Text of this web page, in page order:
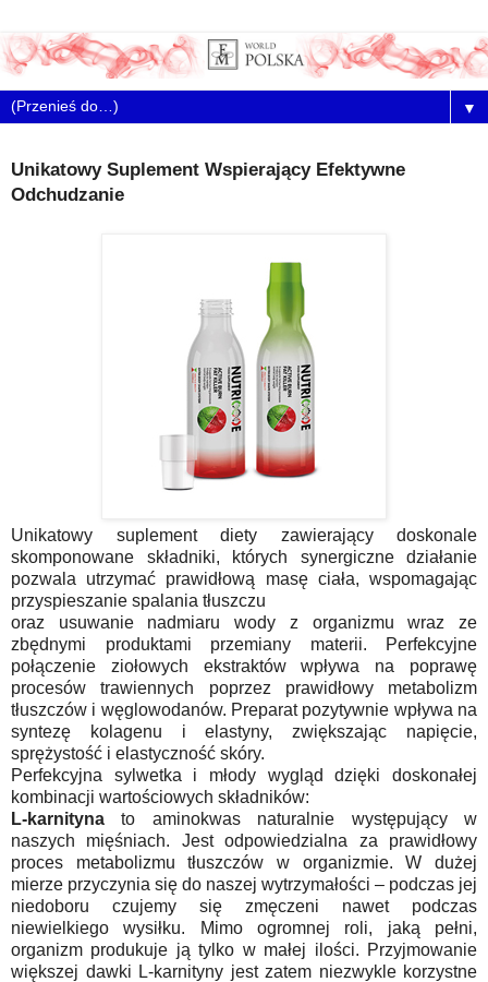
▼
Unikatowy Suplement Wspierający Efektywne
Odchudzanie
Unikatowy suplement diety zawierający doskonale
skomponowane składniki, których synergiczne działanie
pozwala utrzymać prawidłową masę ciała, wspomagając
przyspieszanie spalania tłuszczu
oraz usuwanie nadmiaru wody z organizmu wraz ze
zbędnymi produktami przemiany materii. Perfekcyjne
połączenie ziołowych ekstraktów wpływa na poprawę
procesów trawiennych poprzez prawidłowy metabolizm
tłuszczów i węglowodanów. Preparat pozytywnie wpływa na
syntezę kolagenu i elastyny, zwiększając napięcie,
sprężystość i elastyczność skóry.
Perfekcyjna sylwetka i młody wygląd dzięki doskonałej
kombinacji wartościowych składników:
L-karnityna to aminokwas naturalnie występujący w
naszych mięśniach. Jest odpowiedzialna za prawidłowy
proces metabolizmu tłuszczów w organizmie. W dużej
mierze przyczynia się do naszej wytrzymałości – podczas jej
niedoboru czujemy się zmęczeni nawet podczas
niewielkiego wysiłku. Mimo ogromnej roli, jaką pełni,
organizm produkuje ją tylko w małej ilości. Przyjmowanie
większej dawki L-karnityny jest zatem niezwykle korzystne